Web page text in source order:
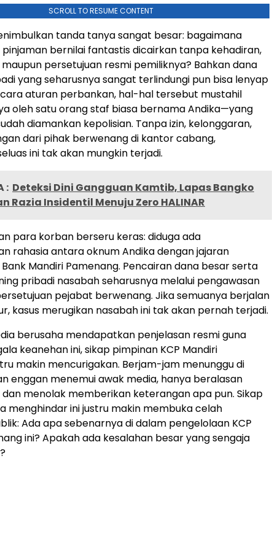
SCROLL TO RESUME CONTENT
tanda tanya sangat besar: bagaimana
pinjaman bernilai fantastis dicairkan tanpa kehadiran,
persetujuan resmi pemiliknya? Bahkan dana
yang seharusnya sangat terlindungi pun bisa lenyap
aturan perbankan, hal-hal tersebut mustahil
oleh satu orang staf biasa bernama Andika—yang
diamankan kepolisian. Tanpa izin, kelonggaran,
dari pihak berwenang di kantor cabang,
ini tak akan mungkin terjadi.
: Deteksi Dini Gangguan Kamtib, Lapas Bangko
Razia Insidentil Menuju Zero HALINAR
para korban berseru keras: diduga ada
rahasia antara oknum Andika dengan jajaran
Mandiri Pamenang. Pencairan dana besar serta
pribadi nasabah seharusnya melalui pengawasan
pejabat berwenang. Jika semuanya berjalan
kasus merugikan nasabah ini tak akan pernah terjadi.
berusaha mendapatkan penjelasan resmi guna
keanehan ini, sikap pimpinan KCP Mandiri
makin mencurigakan. Berjam-jam menunggu di
enggan menemui awak media, hanya beralasan
dan menolak memberikan keterangan apa pun. Sikap
menghindar ini justru makin membuka celah
Ada apa sebenarnya di dalam pengelolaan KCP
ini? Apakah ada kesalahan besar yang sengaja